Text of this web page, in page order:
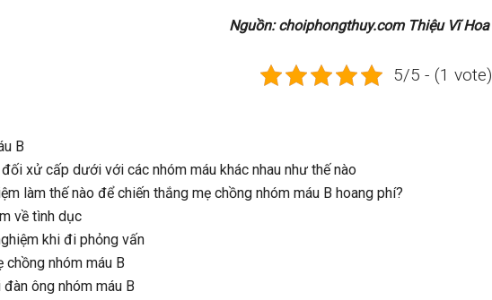
Nguồn: choiphongthuy.com Thiệu Vĩ Hoa
5/5 - (1 vote)
B
xử cấp dưới với các nhóm máu khác nhau như thế nào
làm thế nào để chiến thắng mẹ chồng nhóm máu B hoang phí?
về tình dục
khi đi phỏng vấn
chồng nhóm máu B
ông nhóm máu B